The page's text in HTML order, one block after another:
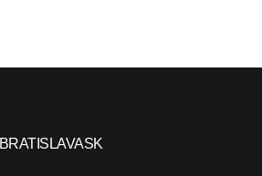
BRATISLAVASK